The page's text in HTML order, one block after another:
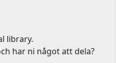
library.
har ni något att dela?